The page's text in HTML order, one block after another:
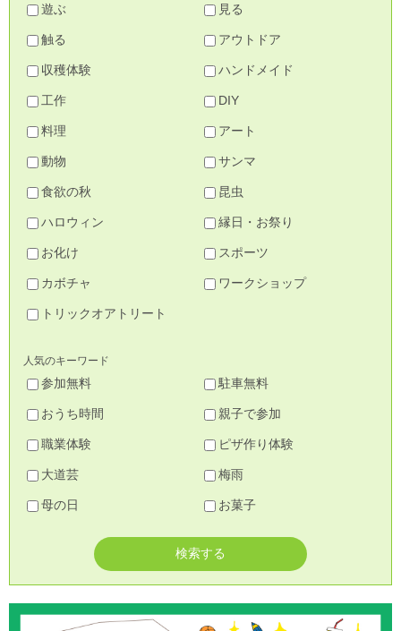
遊ぶ 見る
触る アウトドア
収穫体験 ハンドメイド
工作 DIY
料理 アート
動物 サンマ
食欲の秋 昆虫
ハロウィン 縁日・お祭り
お化け スポーツ
カボチャ ワークショップ
トリックオアトリート
人気のキーワード
参加無料 駐車無料
おうち時間 親子で参加
職業体験 ピザ作り体験
大道芸 梅雨
母の日 お菓子